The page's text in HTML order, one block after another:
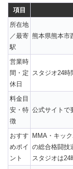
項目
所在地
／最寄
駅
熊本県熊本市
営業時
間・定
休日
スタジオ24時
料金目
安・特
徴
公式サイトで
おすす
めポイ
ント
MMA・キッ
の総合格闘技
スタジオは24